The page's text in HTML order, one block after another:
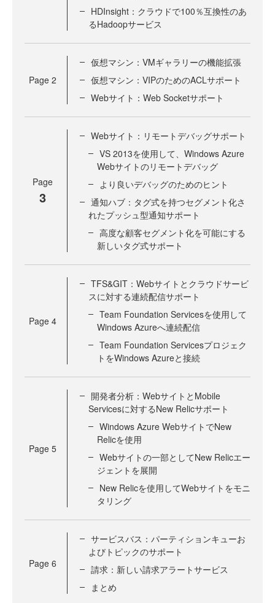
HDInsight：クラウドで100％互換性のあ
るHadoopサービス
Page 2
仮想マシン：VMギャラリーの機能拡張
仮想マシン：VIPのためのACLサポート
Webサイト：Web Socketサポート
Page
3
Webサイト：リモートデバッグサポート
VS 2013を使用して、Windows Azure
Webサイトのリモートデバッグ
より良いデバッグのためのヒント
通知ハブ：タグ式を持つセグメント化さ
れたプッシュ型通知サポート
高度な顧客セグメント化を可能にする
新しいタグ式サポート
Page 4
TFS&GIT：Webサイトとクラウドサービ
スに対する連続配信サポート
Team Foundation Servicesを使用して
Windows Azureへ連続配信
Team Foundation Servicesプロジェク
トをWindows Azureと接続
Page 5
開発者分析：WebサイトとMobile
Servicesに対するNew Relicサポート
Windows Azure WebサイトでNew
Relicを使用
Webサイトの一部としてNew Relicエー
ジェントを展開
New Relicを使用してWebサイトをモニ
タリング
Page 6
サービスバス：パーティションキューお
よびトピックのサポート
請求：新しい請求アラートサービス
まとめ